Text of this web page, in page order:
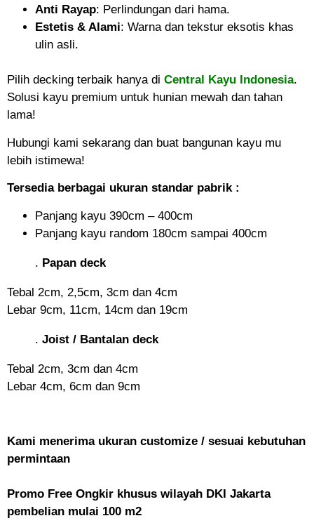
Anti Rayap: Perlindungan dari hama.
Estetis & Alami: Warna dan tekstur eksotis khas
ulin asli.
Pilih decking terbaik hanya di Central Kayu Indonesia.
Solusi kayu premium untuk hunian mewah dan tahan
lama!
Hubungi kami sekarang dan buat bangunan kayu mu
lebih istimewa!
Tersedia berbagai ukuran standar pabrik :
Panjang kayu 390cm – 400cm
Panjang kayu random 180cm sampai 400cm
. Papan deck
Tebal 2cm, 2,5cm, 3cm dan 4cm
Lebar 9cm, 11cm, 14cm dan 19cm
. Joist / Bantalan deck
Tebal 2cm, 3cm dan 4cm
Lebar 4cm, 6cm dan 9cm
Kami menerima ukuran customize / sesuai kebutuhan
permintaan
Promo Free Ongkir khusus wilayah DKI Jakarta
pembelian mulai 100 m2